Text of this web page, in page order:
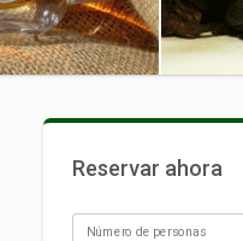
Reservar ahora
Número de personas